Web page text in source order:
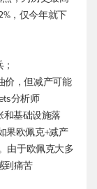
，仅今年就下
价，但减产可能
分析师
和基础设施落
果欧佩克+减产
由于欧佩克大多
到痛苦